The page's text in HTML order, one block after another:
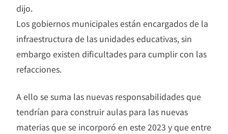
dijo.
Los gobiernos municipales están encargados de la
infraestructura de las unidades educativas, sin
embargo existen dificultades para cumplir con las
refacciones.
A ello se suma las nuevas responsabilidades que
tendrían para construir aulas para las nuevas
materias que se incorporó en este 2023 y que entre